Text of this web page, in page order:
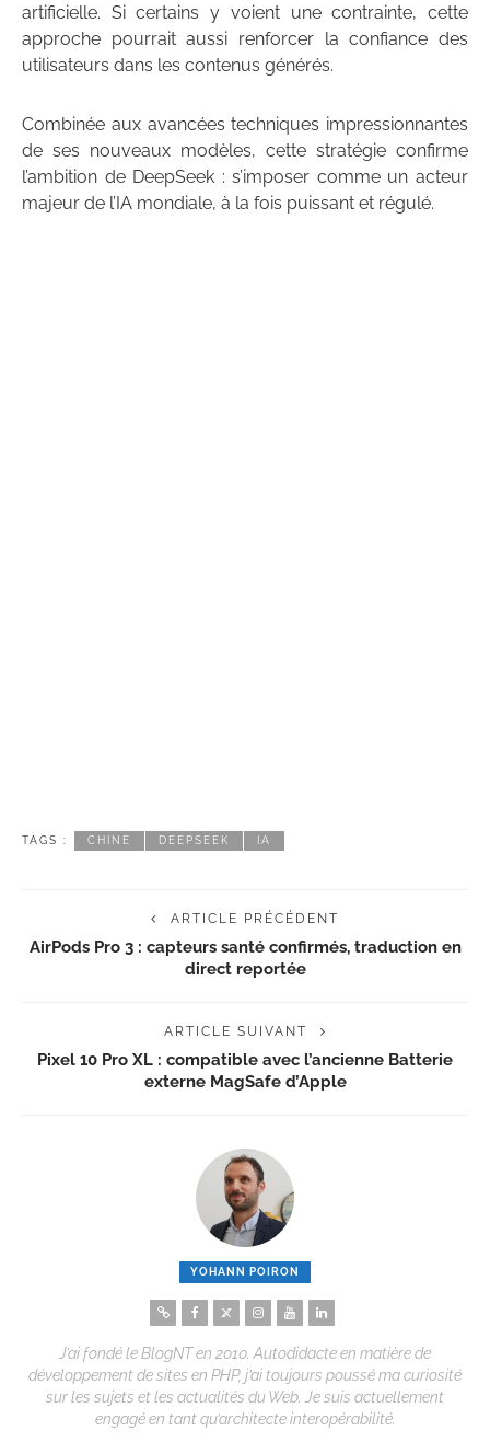
artificielle. Si certains y voient une contrainte, cette
approche pourrait aussi renforcer la confiance des
utilisateurs dans les contenus générés.
Combinée aux avancées techniques impressionnantes
de ses nouveaux modèles, cette stratégie confirme
l’ambition de DeepSeek : s’imposer comme un acteur
majeur de l’IA mondiale, à la fois puissant et régulé.
TAGS : CHINE DEEPSEEK IA
ARTICLE PRÉCÉDENT
AirPods Pro 3 : capteurs santé confirmés, traduction en
direct reportée
ARTICLE SUIVANT
Pixel 10 Pro XL : compatible avec l’ancienne Batterie
externe MagSafe d’Apple
YOHANN POIRON
J’ai fondé le BlogNT en 2010. Autodidacte en matière de
développement de sites en PHP, j’ai toujours poussé ma curiosité
sur les sujets et les actualités du Web. Je suis actuellement
engagé en tant qu’architecte interopérabilité.